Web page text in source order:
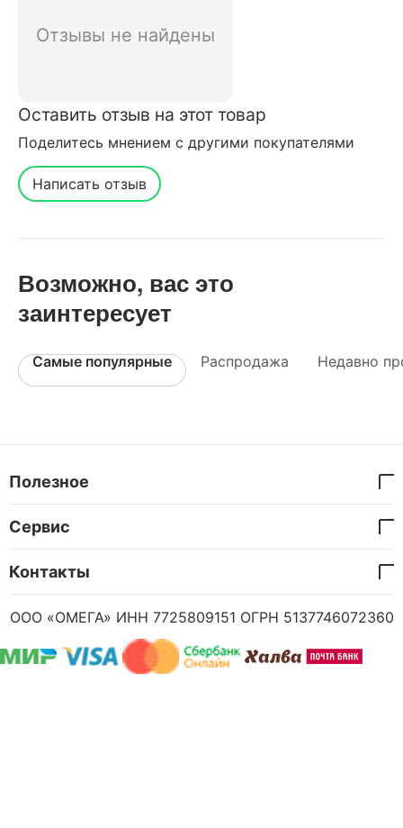
Отзывы не найдены
Оставить отзыв на этот товар
Поделитесь мнением с другими покупателями
Написать отзыв
Возможно, вас это
заинтересует
Самые популярные Распродажа Недавно
Полезное
Сервис
Контакты
ООО «ОМЕГА» ИНН 7725809151 ОГРН 5137746072360